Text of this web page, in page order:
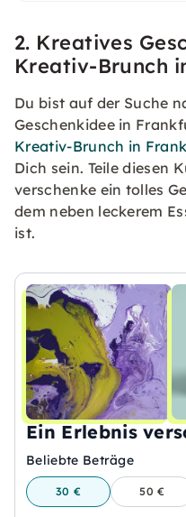
2. Kreatives
Kreativ-Brunch
Du bist auf der Suche
Geschenkidee in
Kreativ-Brunch in
Dich sein. Teile diesen
verschenke ein tolles
dem neben leckerem
ist.
Ein Erlebnis
Beliebte Beträge
30 € 50 €